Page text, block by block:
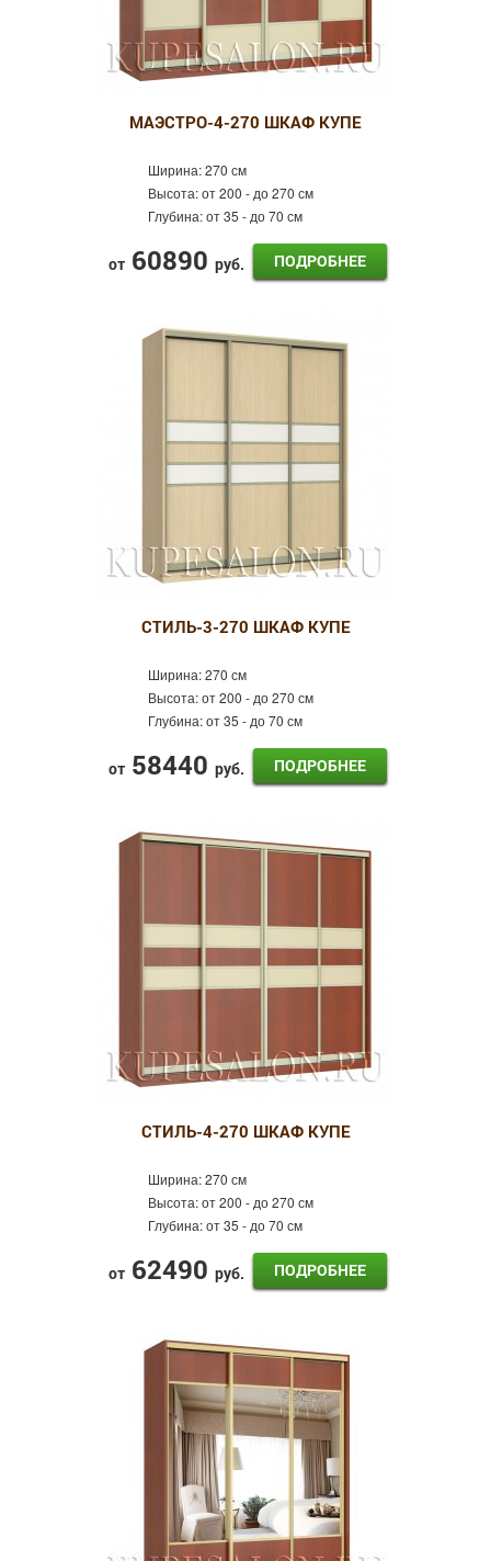
МАЭСТРО-4-270 ШКАФ КУПЕ
Ширина:270 см
Высота:от 200 - до 270 см
Глубина:от 35 - до 70 см
от 60890 руб. ПОДРОБНЕЕ
СТИЛЬ-3-270 ШКАФ КУПЕ
Ширина:270 см
Высота:от 200 - до 270 см
Глубина:от 35 - до 70 см
от 58440 руб. ПОДРОБНЕЕ
СТИЛЬ-4-270 ШКАФ КУПЕ
Ширина:270 см
Высота:от 200 - до 270 см
Глубина:от 35 - до 70 см
от 62490 руб. ПОДРОБНЕЕ